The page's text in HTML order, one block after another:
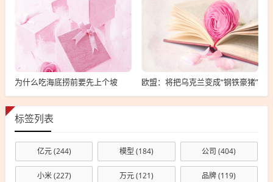
为什么吃海底捞前要先上个坡 欧盟：将把乌克兰变成“钢铁豪猪”
标签列表
亿元(244) 模型(184) 公司 (404)
小米(227) 万元(121) 品牌(119)